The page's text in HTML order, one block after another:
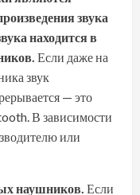
звука
находится в
Если даже на
звук
— это
В зависимости
или
наушников. Если